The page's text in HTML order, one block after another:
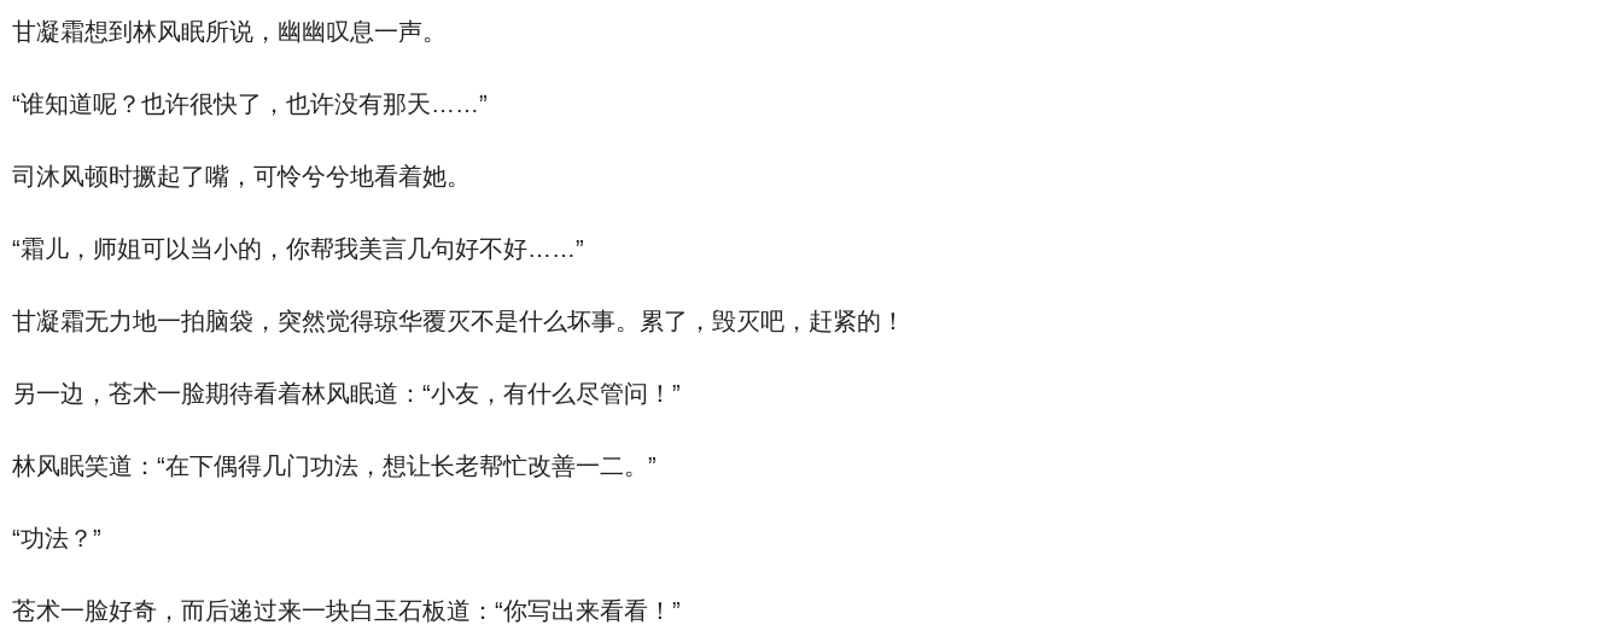
甘凝霜想到林风眠所说，幽幽叹息一声。
“谁知道呢？也许很快了，也许没有那天……”
司沐风顿时撅起了嘴，可怜兮兮地看着她。
“霜儿，师姐可以当小的，你帮我美言几句好不好……”
甘凝霜无力地一拍脑袋，突然觉得琼华覆灭不是什么坏事。累了，毁灭吧，赶紧的！
另一边，苍术一脸期待看着林风眠道：“小友，有什么尽管问！”
林风眠笑道：“在下偶得几门功法，想让长老帮忙改善一二。”
“功法？”
苍术一脸好奇，而后递过来一块白玉石板道：“你写出来看看！”